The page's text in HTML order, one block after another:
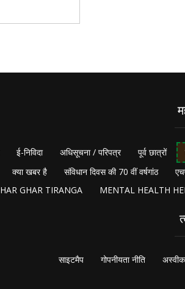
ई-निविदा अधिसूचना / परिपत्र पूर्व छात्रों
क्या खबर है संविधान दिवस की 70 वीं वर्षगांठ
HAR GHAR TIRANGA MENTAL HEALTH
साइटमैप गोपनीयता नीति